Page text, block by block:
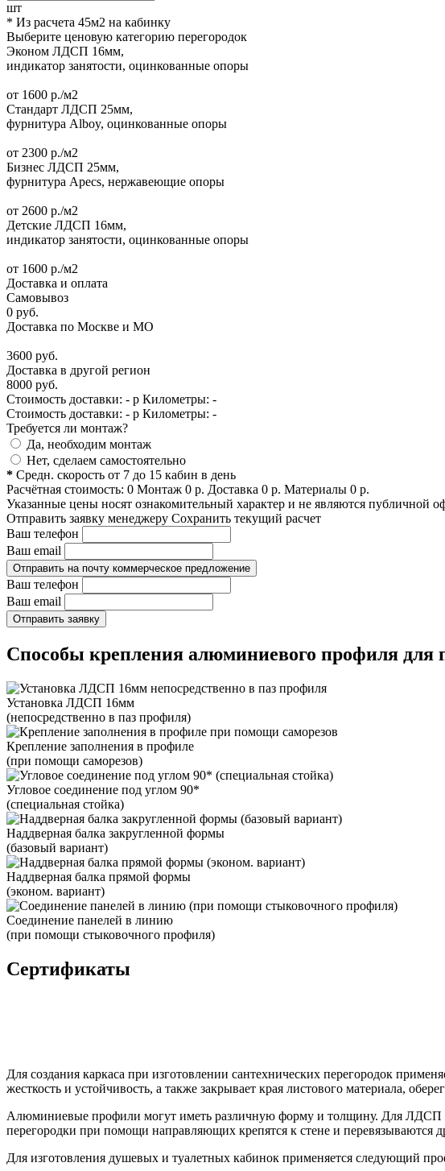
шт
* Из расчета 45м2 на кабинку
Выберите ценовую категорию перегородок
Эконом ЛДСП 16мм,
индикатор занятости, оцинкованные опоры
от 1600 р./м2
Стандарт ЛДСП 25мм,
фурнитура Alboy, оцинкованные опоры
от 2300 р./м2
Бизнес ЛДСП 25мм,
фурнитура Apecs, нержавеющие опоры
от 2600 р./м2
Детские ЛДСП 16мм,
индикатор занятости, оцинкованные опоры
от 1600 р./м2
Доставка и оплата
Самовывоз
0 руб.
Доставка по Москве и МО
3600 руб.
Доставка в другой регион
8000 руб.
Стоимость доставки: - р Километры: -
Стоимость доставки: - р Километры: -
Требуется ли монтаж?
Да, необходим монтаж
Нет, сделаем самостоятельно
* Средн. скорость от 7 до 15 кабин в день
Расчётная стоимость: 0 Монтаж 0 р. Доставка 0 р. Материалы 0 р.
Указанные цены носят ознакомительный характер и не являются публичной
Отправить заявку менеджеру Сохранить текущий расчет
Ваш телефон
Ваш email
Отправить на почту коммерческое предложение
Ваш телефон
Ваш email
Отправить заявку
Способы крепления алюминиевого профиля для
Установка ЛДСП 16мм
(непосредственно в паз профиля)
Крепление заполнения в профиле
(при помощи саморезов)
Угловое соединение под углом 90*
(специальная стойка)
Наддверная балка закругленной формы
(базовый вариант)
Наддверная балка прямой формы
(эконом. вариант)
Соединение панелей в линию
(при помощи стыковочного профиля)
Сертификаты
Для создания каркаса при изготовлении сантехнических перегородок
жесткость и устойчивость, а также закрывает края листового материала,
Алюминиевые профили могут иметь различную форму и толщину. Для ЛДСП
перегородки при помощи направляющих крепятся к стене и перевязываются
Для изготовления душевых и туалетных кабинок применяется следующий